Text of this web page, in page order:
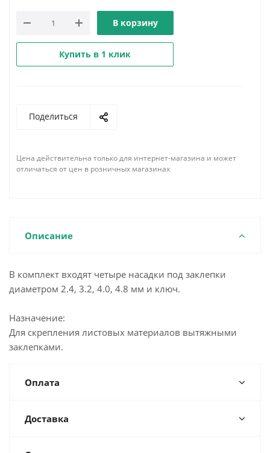
В корзину
Купить в 1 клик
Поделиться
Цена действительна только для интернет-магазина и может
отличаться от цен в розничных магазинах
Описание
В комплект входят четыре насадки под заклепки
диаметром 2.4, 3.2, 4.0, 4.8 мм и ключ.
Назначение:
Для скрепления листовых материалов вытяжными
заклепками.
Оплата
Доставка